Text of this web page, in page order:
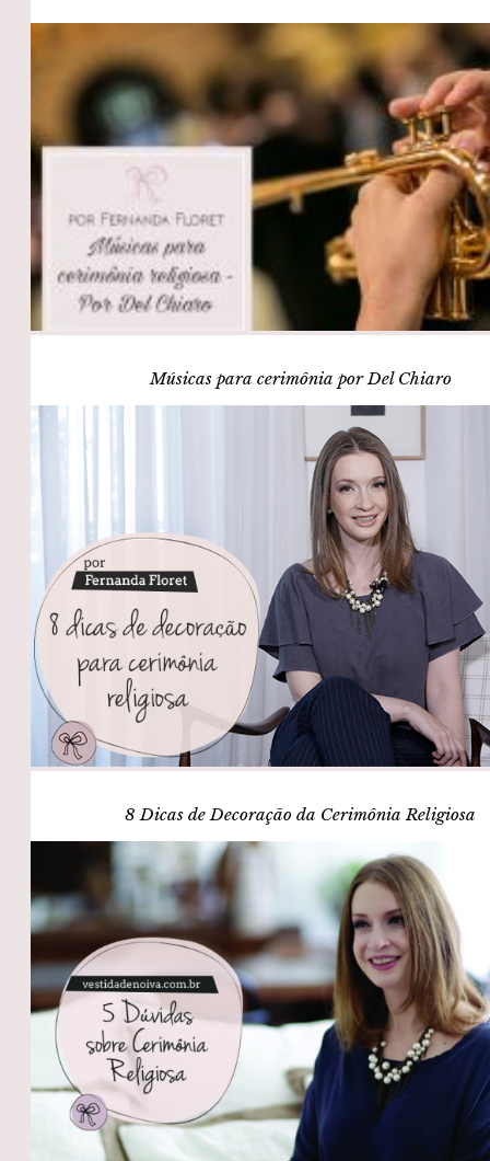
Músicas para cerimônia por Del Chiaro
8 Dicas de Decoração da Cerimônia Religiosa